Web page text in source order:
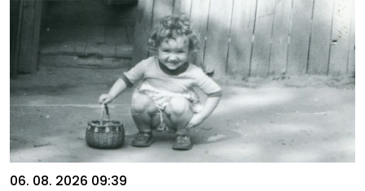
06. 08. 2026 09:39